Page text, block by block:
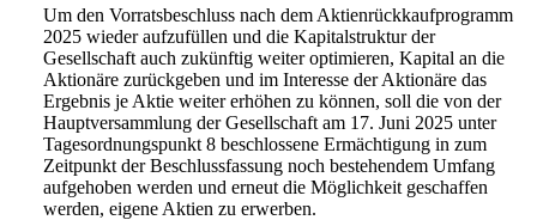
Um den Vorratsbeschluss nach dem Aktienrückkaufprogramm
2025 wieder aufzufüllen und die Kapitalstruktur der
Gesellschaft auch zukünftig weiter optimieren, Kapital an die
Aktionäre zurückgeben und im Interesse der Aktionäre das
Ergebnis je Aktie weiter erhöhen zu können, soll die von der
Hauptversammlung der Gesellschaft am 17. Juni 2025 unter
Tagesordnungspunkt 8 beschlossene Ermächtigung in zum
Zeitpunkt der Beschlussfassung noch bestehendem Umfang
aufgehoben werden und erneut die Möglichkeit geschaffen
werden, eigene Aktien zu erwerben.